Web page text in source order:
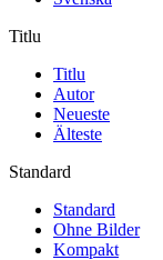
Titlu
Titlu
Autor
Neueste
Älteste
Standard
Standard
Ohne Bilder
Kompakt